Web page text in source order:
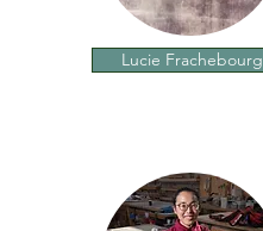
Lucie Frachebourg